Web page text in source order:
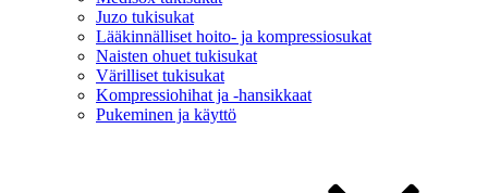
Juzo tukisukat
Lääkinnälliset hoito- ja kompressiosukat
Naisten ohuet tukisukat
Värilliset tukisukat
Kompressiohihat ja -hansikkaat
Pukeminen ja käyttö